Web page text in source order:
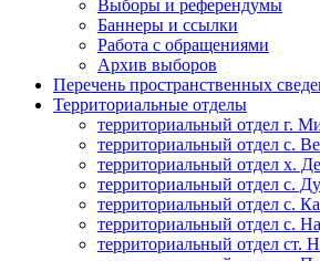
Выборы и референдумы
Баннеры и ссылки
Работа с обращениями
Архив выборов
Перечень пространственных
Территориальные отделы
территориальный отдел г.
территориальный отдел с.
территориальный отдел х.
территориальный отдел с.
территориальный отдел с.
территориальный отдел с.
территориальный отдел ст.